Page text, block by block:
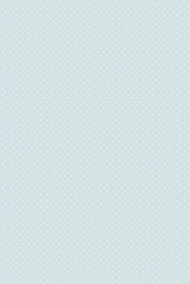
a los trece años ya estaba trabajando
en un taller de confección. En 1995
terminé mis estudios en Corte y
Confección por la Escuela de Moda de
París ESINE. Hice de mi pasión mi trabajo.
Después de tener a mis dos hijas
empezó mi verdadera inquietud, crear
mis propios proyectos.
Entonces empecé a montar mi puesto
de manualidades en la feria del Albir
donde se vende artesanía de muchos
tipos y lugares, entonces fue cuando
desarrollé "Lavanda Shop" la cual
después cambié a "Needlework". El 1 de
Mayo de 2014 abrí mi propia tienda física
en Alfaz del Pí, España. Comencé a
impartir clases de costura creativa, algo
que me encanta, así poder compartir mi
arte y mis dotes con mis talentosas
alumnas.
Desde que me creé mi perfil de
Instagram
a finales del 2019 vi que podía
extender mi pasión por más lugares del
mundo y con personas a las que
también les gusta lo mismo que a mi. Y a
finales del 2020 abrí mi canal de
YouTube
, en compañía de mi hija mayor